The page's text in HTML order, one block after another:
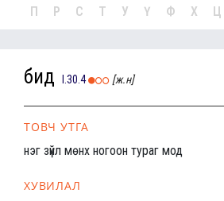
П Р С Т У Ү Ф Х Ц
бидүү I.30.4 [ж.н]
ТОВЧ УТГА
нэг зүйл мөнх ногоон тураг мод
ХУВИЛАЛ